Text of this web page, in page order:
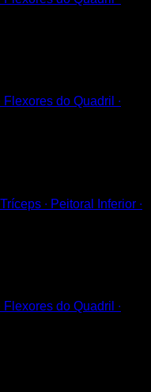
Flexores do Quadril ∙
∙ Peitoral Inferior ∙
Flexores do Quadril ∙